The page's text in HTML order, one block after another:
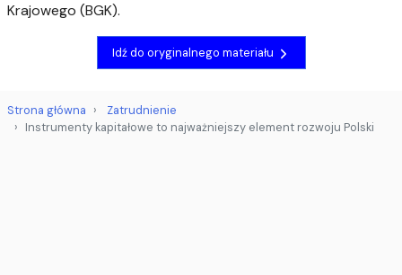
Krajowego (BGK).
Idź do oryginalnego materiału
Strona główna
Zatrudnienie
Instrumenty kapitałowe to najważniejszy element rozwoju Polski